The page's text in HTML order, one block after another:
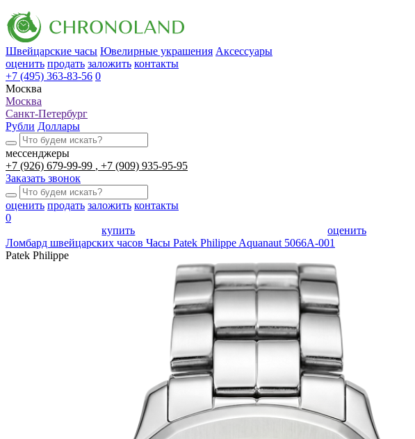
Швейцарские часы Ювелирные украшения Аксессуары
оценить продать заложить контакты
+7 (495) 363-83-56 0
Москва
Москва
Санкт-Петербург
Рубли Доллары
мессенджеры
+7 (926) 679-99-99
+7 (909) 935-95-95
Заказать звонок
оценить продать заложить контакты
0
купить
оценить
Ломбард швейцарских часов Часы Patek Philippe Aquanaut 5066A-001
Patek Philippe